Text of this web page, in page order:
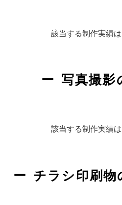
該当する制作実績
写真撮影
該当する制作実績
チラシ印刷物